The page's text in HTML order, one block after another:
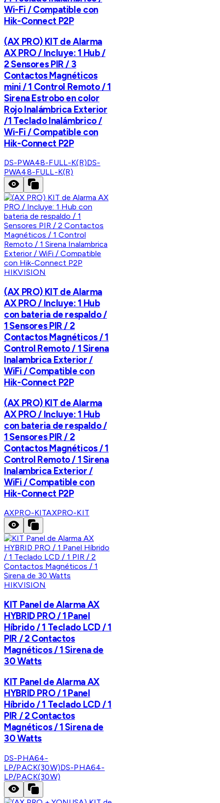
Wi-Fi / Compatible con
Hik-Connect P2P
(AX PRO) KIT de Alarma
AX PRO / Incluye: 1 Hub /
2 Sensores PIR / 3
Contactos Magnéticos
mini / 1 Control Remoto / 1
Sirena Estrobo en color
Rojo Inalámbrica Exterior
/1 Teclado Inalámbrico /
Wi-Fi / Compatible con
Hik-Connect P2P
DS-PWA48-FULL-K(R)DS-
PWA48-FULL-K(R)
HIKVISION
(AX PRO) KIT de Alarma
AX PRO / Incluye: 1 Hub
con bateria de respaldo /
1 Sensores PIR / 2
Contactos Magnéticos / 1
Control Remoto / 1 Sirena
Inalambrica Exterior /
WiFi / Compatible con
Hik-Connect P2P
(AX PRO) KIT de Alarma
AX PRO / Incluye: 1 Hub
con bateria de respaldo /
1 Sensores PIR / 2
Contactos Magnéticos / 1
Control Remoto / 1 Sirena
Inalambrica Exterior /
WiFi / Compatible con
Hik-Connect P2P
AXPRO-KITAXPRO-KIT
HIKVISION
KIT Panel de Alarma AX
HYBRID PRO / 1 Panel
Híbrido / 1 Teclado LCD / 1
PIR / 2 Contactos
Magnéticos / 1 Sirena de
30 Watts
KIT Panel de Alarma AX
HYBRID PRO / 1 Panel
Híbrido / 1 Teclado LCD / 1
PIR / 2 Contactos
Magnéticos / 1 Sirena de
30 Watts
DS-PHA64-
LP/PACK(30W)DS-PHA64-
LP/PACK(30W)